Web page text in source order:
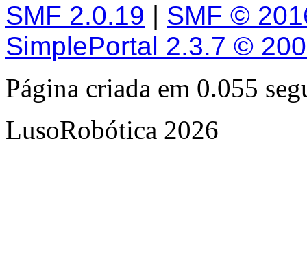
SMF 2.0.19 | SMF ©
SimplePortal 2.3.7 ©
Página criada em 0.055
LusoRobótica 2026